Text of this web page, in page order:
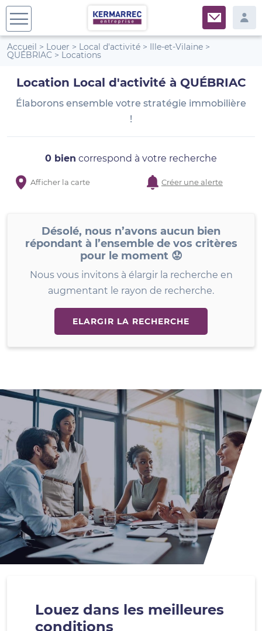
Accueil > Louer > Local d'activité > Ille-et-Vilaine >
QUÉBRIAC > Locations
Location Local d'activité à QUÉBRIAC
Élaborons ensemble votre stratégie immobilière
!
0 bien correspond à votre recherche
Afficher la carte Créer une alerte
Désolé, nous n’avons aucun bien
répondant à l’ensemble de vos critères
pour le moment 😟
Nous vous invitons à élargir la recherche en
augmentant le rayon de recherche.
ELARGIR LA RECHERCHE
Louez dans les meilleures
conditions